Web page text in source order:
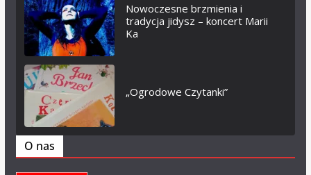
Nowoczesne brzmienia i
tradycja jidysz – koncert Marii
Ka
„Ogrodowe Czytanki”
O nas